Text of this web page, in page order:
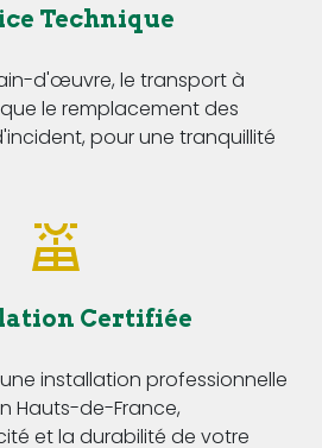
Technique
d'œuvre, le transport à
le remplacement des
pour une tranquillité
Certifiée
installation professionnelle
Hauts-de-France,
et la durabilité de votre